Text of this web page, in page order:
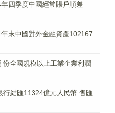
四季度中國經常賬戶順差
末中國對外金融資產102167
份全國規模以上工業企業利潤
行結匯11324億元人民幣 售匯